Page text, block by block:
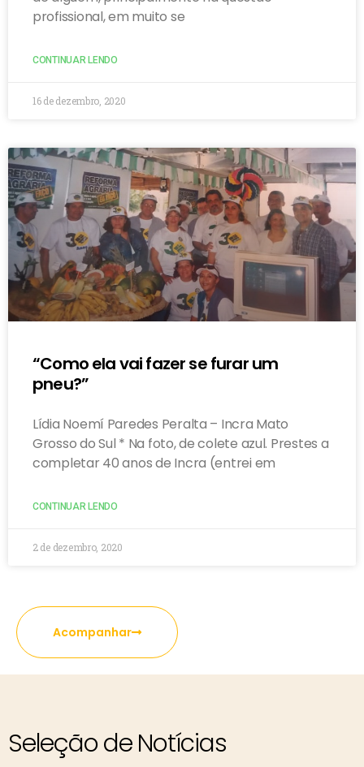
profissional, em muito se
CONTINUAR LENDO
16 de dezembro, 2020
“Como ela vai fazer se furar um
pneu?”
Lídia Noemí Paredes Peralta – Incra Mato
Grosso do Sul * Na foto, de colete azul. Prestes a
completar 40 anos de Incra (entrei em
CONTINUAR LENDO
2 de dezembro, 2020
Acompanhar
Seleção de Notícias